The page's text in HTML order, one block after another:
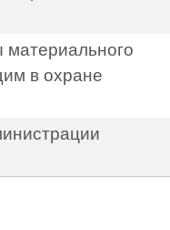
в охране